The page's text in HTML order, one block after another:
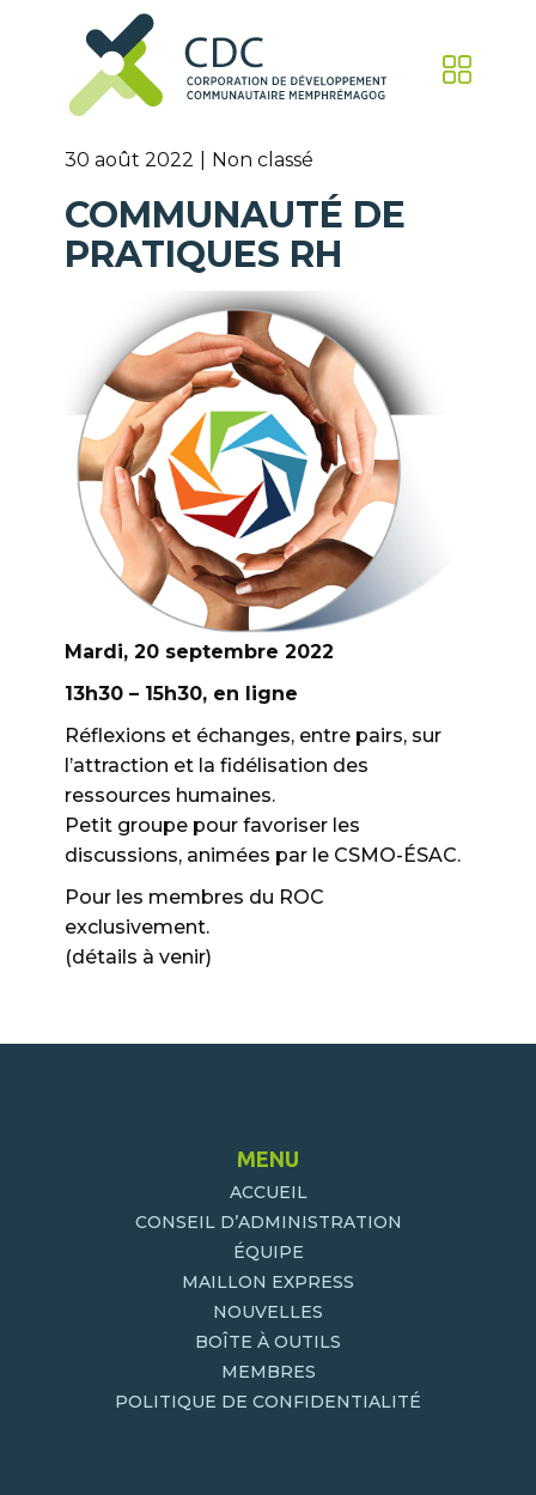
30 août 2022 Non classé
COMMUNAUTÉ DE
PRATIQUES RH
Mardi, 20 septembre 2022
13h30 – 15h30, en ligne
Réflexions et échanges, entre pairs, sur
l’attraction et la fidélisation des
ressources humaines.
Petit groupe pour favoriser les
discussions, animées par le CSMO-ÉSAC.
Pour les membres du ROC
exclusivement.
(détails à venir)
MENU
ACCUEIL
CONSEIL D’ADMINISTRATION
ÉQUIPE
MAILLON EXPRESS
NOUVELLES
BOÎTE À OUTILS
MEMBRES
POLITIQUE DE CONFIDENTIALITÉ